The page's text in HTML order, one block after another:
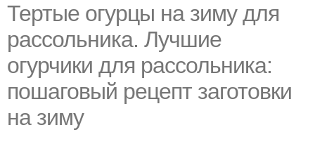
Тертые огурцы на зиму для
рассольника. Лучшие
огурчики для рассольника:
пошаговый рецепт заготовки
на зиму